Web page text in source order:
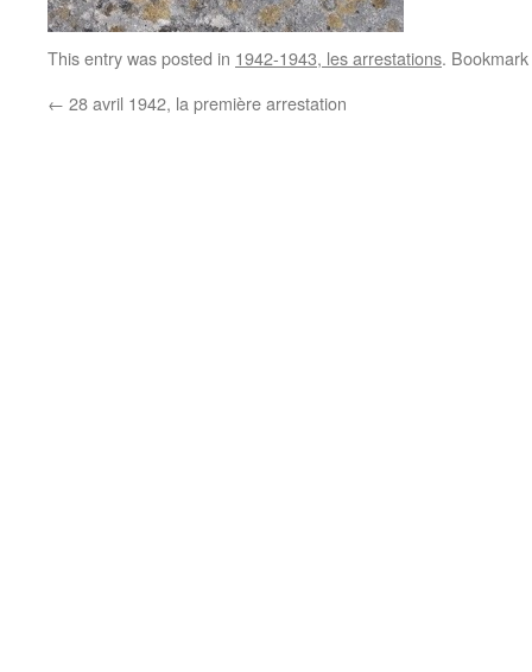
This entry was posted in 1942-1943, les arrestations.
← 28 avril 1942, la première arrestation